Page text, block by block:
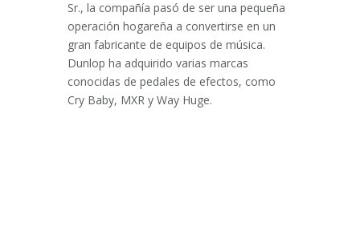
Sr., la compañía pasó de ser una pequeña
operación hogareña a convertirse en un
gran fabricante de equipos de música.
Dunlop ha adquirido varias marcas
conocidas de pedales de efectos, como
Cry Baby, MXR y Way Huge.